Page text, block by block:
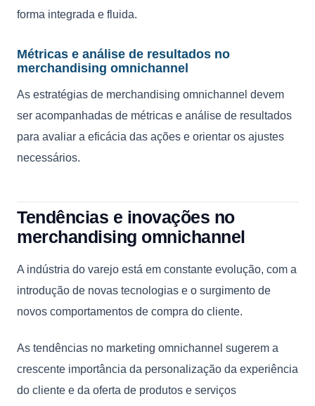
forma integrada e fluida.
Métricas e análise de resultados no
merchandising omnichannel
As estratégias de merchandising omnichannel devem
ser acompanhadas de métricas e análise de resultados
para avaliar a eficácia das ações e orientar os ajustes
necessários.
Tendências e inovações no
merchandising omnichannel
A indústria do varejo está em constante evolução, com a
introdução de novas tecnologias e o surgimento de
novos comportamentos de compra do cliente.
As tendências no marketing omnichannel sugerem a
crescente importância da personalização da experiência
do cliente e da oferta de produtos e serviços